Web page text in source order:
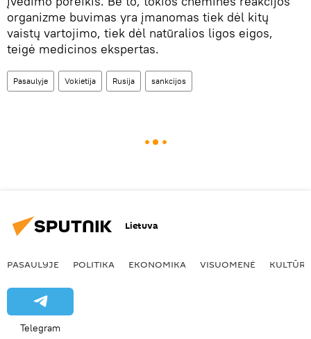
organizme buvimas yra įmanomas tiek dėl kitų
vaistų vartojimo, tiek dėl natūralios ligos eigos,
teigė medicinos ekspertas.
Pasaulyje Vokietija Rusija sankcijos
Lietuva
PASAULYJE POLITIKA EKONOMIKA VISUOMENĖ KULTŪRA
Telegram